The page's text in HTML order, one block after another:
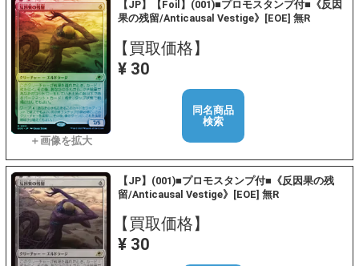
【JP】【Foil】(001)■プロモスタンプ付■《反因
果の残留/Anticausal Vestige》[EOE] 無R
【買取価格】
¥ 30
同名商品
検索
【JP】(001)■プロモスタンプ付■《反因果の残
留/Anticausal Vestige》[EOE] 無R
【買取価格】
¥ 30